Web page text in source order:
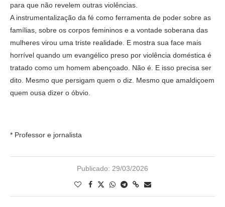
para que não revelem outras violências.
A instrumentalização da fé como ferramenta de poder sobre as
famílias, sobre os corpos femininos e a vontade soberana das
mulheres virou uma triste realidade. E mostra sua face mais
horrível quando um evangélico preso por violência doméstica é
tratado como um homem abençoado. Não é. E isso precisa ser
dito. Mesmo que persigam quem o diz. Mesmo que amaldiçoem
quem ousa dizer o óbvio.
* Professor e jornalista
Publicado: 29/03/2026